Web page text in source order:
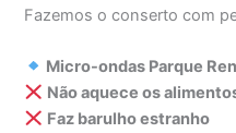
Fazemos o conserto com
Micro-ondas Parque
Não aquece os
Faz barulho estranho